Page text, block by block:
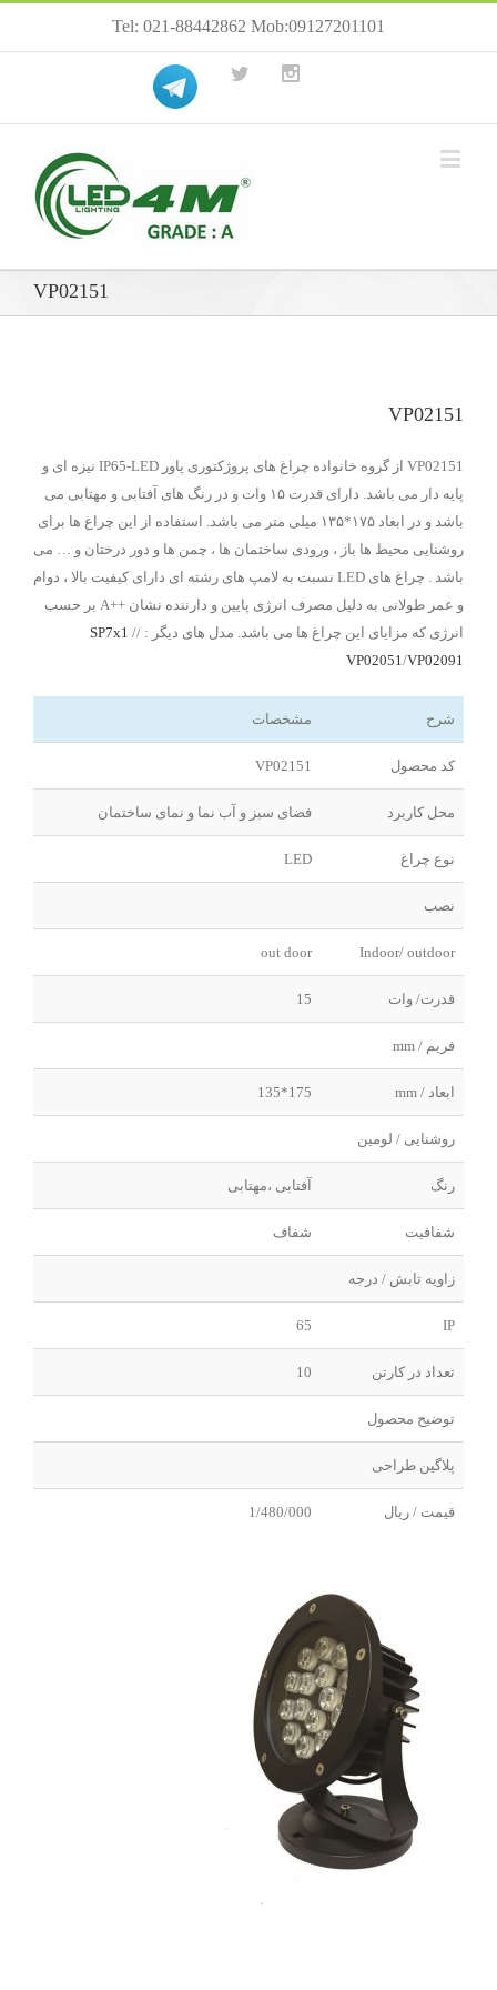
Tel: 021-88442862 Mob:09127201101
VP02151
VP02151
VP02151 از گروه خانواده چراغ های پروژکتوری پاور IP65-LED نیزه ای و
پایه دار می باشد. دارای قدرت ۱۵ وات و در رنگ های آفتابی و مهتابی می
باشد و در ابعاد ۱۷۵*۱۳۵ میلی متر می باشد. استفاده از این چراغ ها برای
روشنایی محیط ها باز ، ورودی ساختمان ها ، چمن ها و دور درختان و … می
باشد . چراغ های LED نسبت به لامپ های رشته ای دارای کیفیت بالا ، دوام
و عمر طولانی به دلیل مصرف انرژی پایین و دارننده نشان ++A بر حسب
انرژی که مزایای این چراغ ها می باشد. مدل های دیگر : /
SP7x1 /
VP02051 /VP02091
شرح مشخصات
کد محصول VP02151
محل کاربرد فضای سبز و آب نما و نمای ساختمان
نوع چراغ LED
نصب
Indoor/ outdoor
out door
قدرت/ وات 15
فریم / mm
ابعاد / mm 175*135
روشنایی / لومین
رنگ آفتابی ،مهتابی
شفافیت شفاف
زاویه تابش / درجه
IP
65
تعداد در کارتن 10
توضیح محصول
پلاگین طراحی
قیمت / ریال 1/480/000